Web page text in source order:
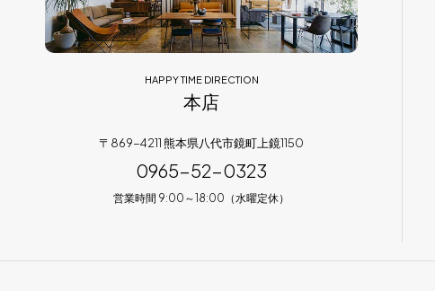
HAPPY TIME DIRECTION
本店
〒869-4211 熊本県八代市鏡町上鏡1150
0965-52-0323
営業時間 9:00～18:00（水曜定休）